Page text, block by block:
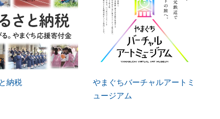
納税
やまぐちバーチャルアートミ
ュージアム